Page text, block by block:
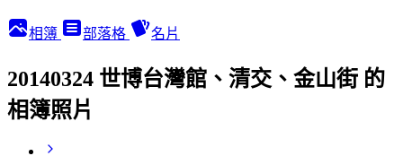
相簿 部落格 名片
20140324 世博台灣館、清交、金山街 的
相簿照片